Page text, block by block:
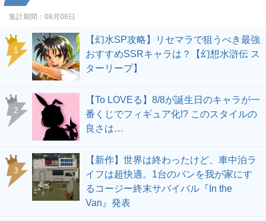
集計期間： 08月08日
1
【幻水SP攻略】リセマラで狙うべき最強
おすすめSSRキャラは？【幻想水滸伝 ス
ターリープ】
2
【To LOVEる】8/8が誕生日のキャラが一
番くじでフィギュア化!? このスタイルの
良さは…
3
【新作】世界は終わったけど、車中泊ラ
イフは超快適。1台のバンを我が家にす
るコージー終末サバイバル『In the
Van』発表